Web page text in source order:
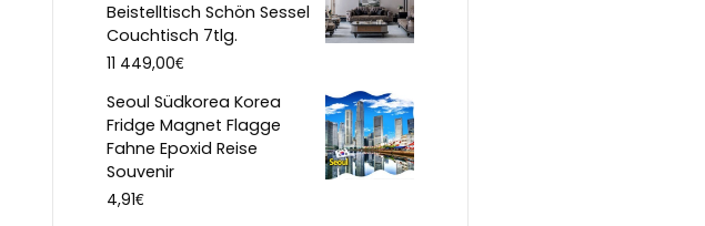
Beistelltisch Schön Sessel
Couchtisch 7tlg.
11 449,00€
Seoul Südkorea Korea
Fridge Magnet Flagge
Fahne Epoxid Reise
Souvenir
4,91€